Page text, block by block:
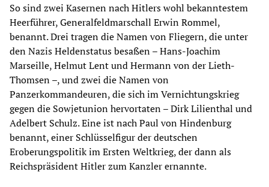
So sind zwei Kasernen nach Hitlers wohl bekanntestem
Heerführer, Generalfeldmarschall Erwin Rommel,
benannt. Drei tragen die Namen von Fliegern, die unter
den Nazis Heldenstatus besaßen – Hans-Joachim
Marseille, Helmut Lent und Hermann von der Lieth-
Thomsen –, und zwei die Namen von
Panzerkommandeuren, die sich im Vernichtungskrieg
gegen die Sowjetunion hervortaten – Dirk Lilienthal und
Adelbert Schulz. Eine ist nach Paul von Hindenburg
benannt, einer Schlüsselfigur der deutschen
Eroberungspolitik im Ersten Weltkrieg, der dann als
Reichspräsident Hitler zum Kanzler ernannte.